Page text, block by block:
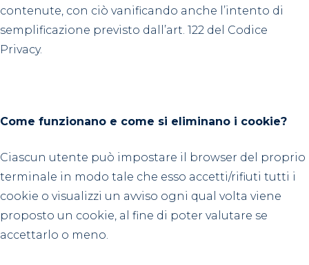
contenute, con ciò vanificando anche l’intento di
semplificazione previsto dall’art. 122 del Codice
Privacy.
Come funzionano e come si eliminano i cookie?
Ciascun utente può impostare il browser del proprio
terminale in modo tale che esso accetti/rifiuti tutti i
cookie o visualizzi un avviso ogni qual volta viene
proposto un cookie, al fine di poter valutare se
accettarlo o meno.